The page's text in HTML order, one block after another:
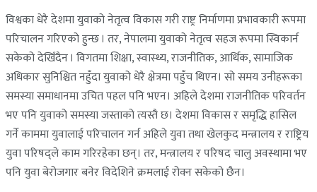
विश्वका धेरै देशमा युवाको नेतृत्व विकास गरी राष्ट्र निर्माणमा प्रभावकारी रूपमा
परिचालन गरिएको हुन्छ । तर, नेपालमा युवाको नेतृत्व सहज रूपमा स्विकार्न
सकेको देखिँदैन । विगतमा शिक्षा, स्वास्थ्य, राजनीतिक, आर्थिक, सामाजिक
अधिकार सुनिश्चित नहुँदा युवाको धेरै क्षेत्रमा पहुँच थिएन। सो समय उनीहरूका
समस्या समाधानमा उचित पहल पनि भएन। अहिले देशमा राजनीतिक परिवर्तन
भए पनि युवाको समस्या जस्ताको त्यस्तै छ। देशमा विकास र समृद्धि हासिल
गर्ने काममा युवालाई परिचालन गर्न अहिले युवा तथा खेलकुद मन्त्रालय र राष्ट्रिय
युवा परिषद्ले काम गरिरहेका छन्। तर, मन्त्रालय र परिषद चालु अवस्थामा भए
पनि युवा बेरोजगार बनेर विदेशिने क्रमलाई रोक्न सकेको छैन।